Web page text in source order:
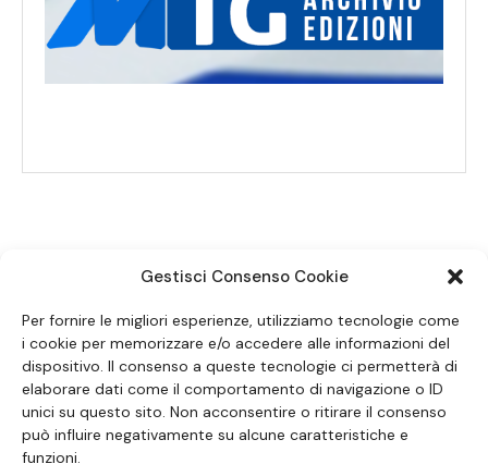
Gestisci Consenso Cookie
Per fornire le migliori esperienze, utilizziamo tecnologie come
i cookie per memorizzare e/o accedere alle informazioni del
dispositivo. Il consenso a queste tecnologie ci permetterà di
elaborare dati come il comportamento di navigazione o ID
unici su questo sito. Non acconsentire o ritirare il consenso
può influire negativamente su alcune caratteristiche e
funzioni.
SEGUICI SUI SOCIAL